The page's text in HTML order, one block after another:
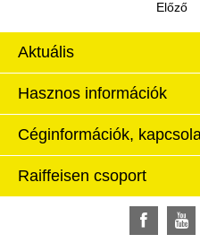
Aktuális
Hasznos információk
Céginformációk,
Raiffeisen csoport
Facebook